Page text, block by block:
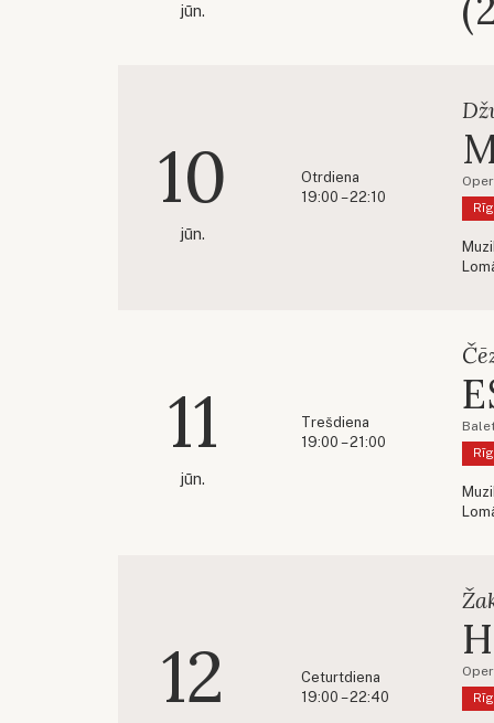
jūn.
10
jūn.
Otrdiena
19:00 – 22:10
11
jūn.
Trešdiena
19:00 – 21:00
12
Ceturtdiena
19:00 – 22:40